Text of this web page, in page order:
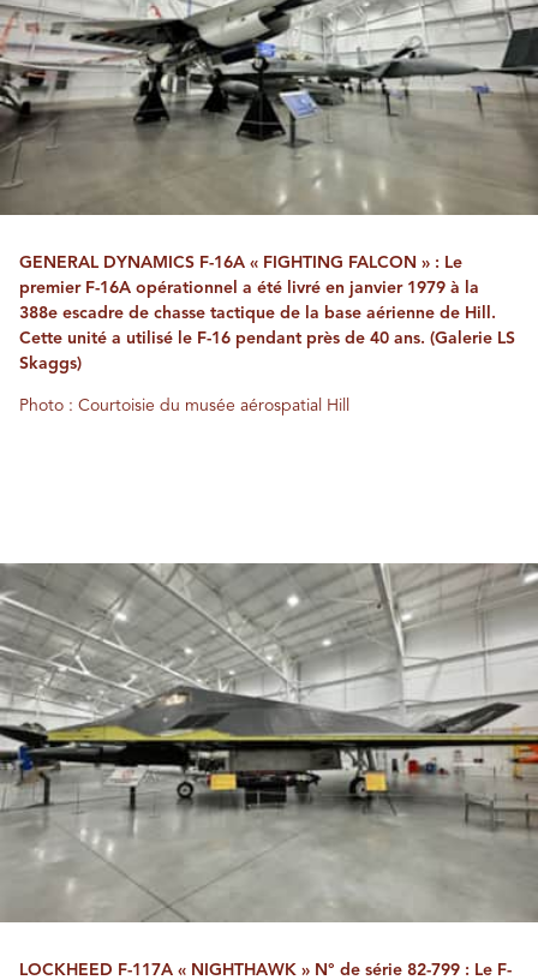
GENERAL DYNAMICS F-16A « FIGHTING FALCON » : Le
premier F-16A opérationnel a été livré en janvier 1979 à la
388e escadre de chasse tactique de la base aérienne de Hill.
Cette unité a utilisé le F-16 pendant près de 40 ans. (Galerie LS
Skaggs)
Photo : Courtoisie du musée aérospatial Hill
LOCKHEED F-117A « NIGHTHAWK » N° de série 82-799 : Le F-